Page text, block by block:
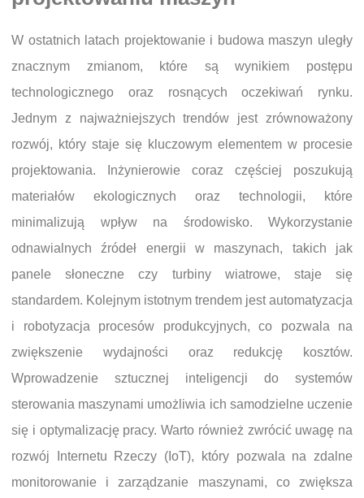
W ostatnich latach projektowanie i budowa maszyn uległy
znacznym zmianom, które są wynikiem postępu
technologicznego oraz rosnących oczekiwań rynku.
Jednym z najważniejszych trendów jest zrównoważony
rozwój, który staje się kluczowym elementem w procesie
projektowania. Inżynierowie coraz częściej poszukują
materiałów ekologicznych oraz technologii, które
minimalizują wpływ na środowisko. Wykorzystanie
odnawialnych źródeł energii w maszynach, takich jak
panele słoneczne czy turbiny wiatrowe, staje się
standardem. Kolejnym istotnym trendem jest automatyzacja
i robotyzacja procesów produkcyjnych, co pozwala na
zwiększenie wydajności oraz redukcję kosztów.
Wprowadzenie sztucznej inteligencji do systemów
sterowania maszynami umożliwia ich samodzielne uczenie
się i optymalizację pracy. Warto również zwrócić uwagę na
rozwój Internetu Rzeczy (IoT), który pozwala na zdalne
monitorowanie i zarządzanie maszynami, co zwiększa